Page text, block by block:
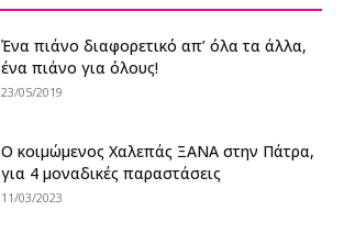
Ένα πιάνο διαφορετικό απ’ όλα τα άλλα,
ένα πιάνο για όλους!
23/05/2019
Ο κοιμώμενος Χαλεπάς ΞΑΝΑ στην Πάτρα,
για 4 μοναδικές παραστάσεις
11/03/2023